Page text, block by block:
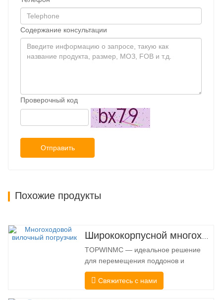
Содержание консультации
Проверочный код
Отправить
Похожие продукты
Ширококорпусной многоходовой вилочный погрузчик 3,5-5,0 тонн
TOPWINMC — идеальное решение
для перемещения поддонов и
длинномерных грузов. Настоящий
погрузчик «два в одном», он сочетает
Свяжитесь с нами